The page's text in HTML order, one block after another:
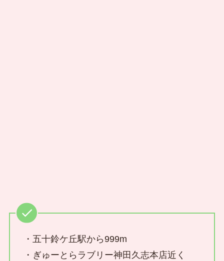
・五十鈴ケ丘駅から999m
・ぎゅーとらラブリー神田久志本店近く